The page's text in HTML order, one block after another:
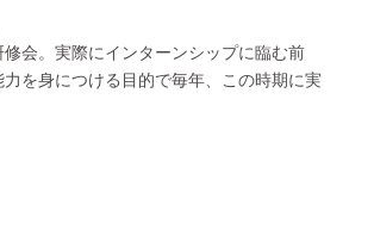
会。実際にインターンシップに臨む前
を身につける目的で毎年、この時期に実